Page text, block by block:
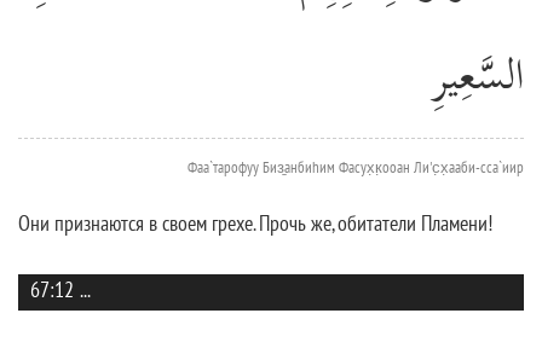
السَّعِيرِ
Фаа`тарофуу Биз̱анбиhим Фасух̣к̣ооан Ли'с̣х̣ааби-сса`иир
Они признаются в своем грехе. Прочь же, обитатели Пламени!
67:12 ...